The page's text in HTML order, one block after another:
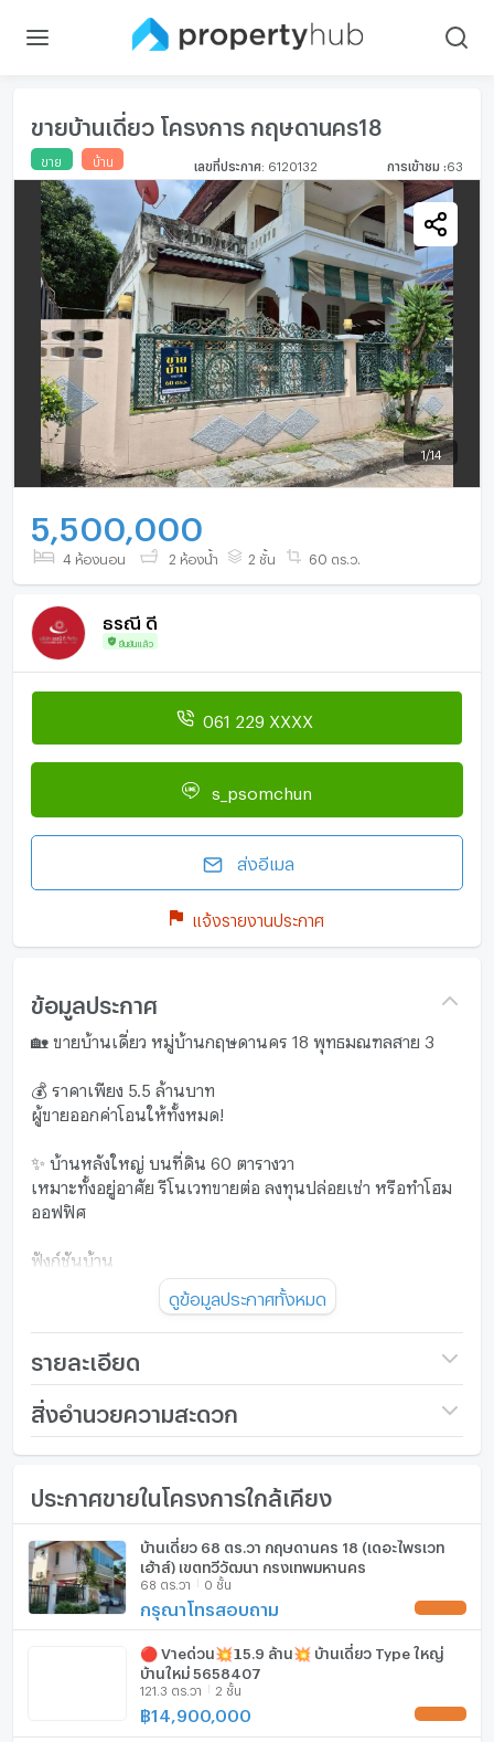
ขายบ้านเดี่ยว โครงการ กฤษดานคร18
ขาย บ้าน เลขที่ประกาศ: 6120132 การเข้าชม 63
1/14
5,500,000
4 ห้องนอน 2 ห้องน้ำ 2 ชั้น 60 ตร.ว.
ธรณี ดี
ยืนยันแล้ว
061 229 XXXX
s_psomchun
ส่งอีเมล
แจ้งรายงานประกาศ
ข้อมูลประกาศ
🏡 ขายบ้านเดี่ยว หมู่บ้านกฤษดานคร 18 พุทธมณฑลสาย 3
💰 ราคาเพียง 5.5 ล้านบาท
ผู้ขายออกค่าโอนให้ทั้งหมด!
✨ บ้านหลังใหญ่ บนที่ดิน 60 ตารางวา
เหมาะทั้งอยู่อาศัย รีโนเวทขายต่อ ลงทุนปล่อยเช่า หรือทำโฮม
ออฟฟิศ
ฟังก์ชันบ้าน
▪️ 1 ห้องนั่งเล่น
▪️ 1 ห้องครัว
▪️ 1 ห้องอเนกประสงค์
✔ ปรับเป็นบ้านเช่าสำหรับครอบครัว
✔ ทำ Home Office หรือสำนักงานขนาดเล็ก
✔ ปรับเป็น Co-Living สำหรับนักศึกษาและบุคลากร
มหาวิทยาลัย
✔ บ้านพักผู้สูงอายุขนาดเล็ก (Senior Living Home)
✔ ปล่อยเช่าระยะยาว สร้างกระแสเงินสด
📍 ทำเลศักยภาพ เข้า-ออกได้หลายเส้นทาง
• ถนนบรมราชชนนี
• ถนนเพชรเกษม
ดูข้อมูลประกาศทั้งหมด
รายละเอียด
ราคา 5,500,000
จำนวนชั้น 2 ชั้น
จำนวนห้องนอน
2 ห้องน้ำ
ขนาดที่ดิน
พื้นที่ใช้สอย (ตร.ม.)
จำนวนพื้นที่จอดรถ (คัน) 2 คัน
สิ่งอำนวยความสะดวก
เฟอร์นิเจอร์
โทรศัพท์บ้าน
เครื่องปรับอากาศ
เครื่องทำน้ำร้อน/น้ำอุ่น
ประตูห้องระบบ digital lock
อ่างอาบน้ำ
ประกาศขายในโครงการใกล้เคียง
บ้านเดี่ยว 68 ตร.วา กฤษดานคร 18 (เดอะไพรเวท
เฮ้าส์) เขตทวีวัฒนา กรุงเทพมหานคร
68 ตร.วา 0 ชั้น
กรุณาโทรสอบถาม
🔴 Vาeด่วน💥𝟭5.9 ล้าน💥 บ้านเดี่ยว Type ใหญ่
บ้านใหม่ 5658407
121.3 ตร.วา 2 ชั้น
฿14,900,000